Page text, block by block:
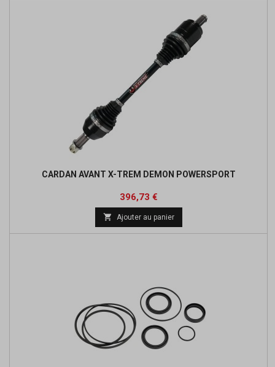
CARDAN AVANT X-TREM DEMON POWERSPORT
Prix
396,73 €Prix
de
base
 Ajouter au panier